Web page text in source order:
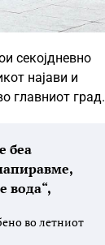
секојдневно
најави и
главниот град.
беа
вода“,
во летниот